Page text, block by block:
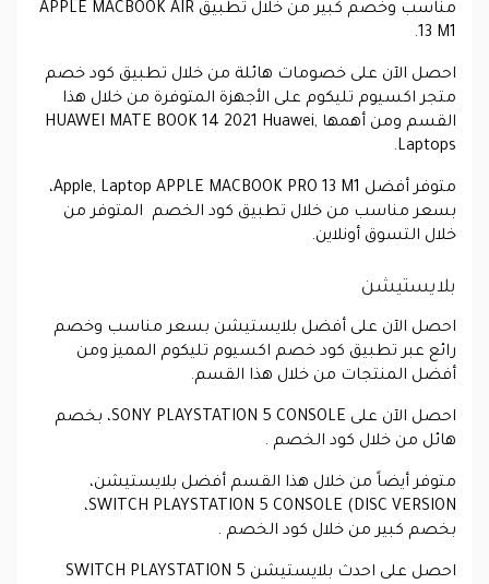
مناسب وخصم كبير من خلال تطبيق APPLE MACBOOK AIR
13 M1.
احصل الآن على خصومات هائلة من خلال تطبيق كود خصم
متجر اكسيوم تليكوم على الأجهزة المتوفرة من خلال هذا
القسم ومن أهمها HUAWEI MATE BOOK 14 2021 Huawei,
Laptops.
متوفر أفضل Apple, Laptop APPLE MACBOOK PRO 13 M1،
بسعر مناسب من خلال تطبيق كود الخصم المتوفر من
خلال التسوق أونلاين.
بلايستيشن
احصل الآن على أفضل بلايستيشن بسعر مناسب وخصم
رائع عبر تطبيق كود خصم اكسيوم تليكوم المميز ومن
أفضل المنتجات من خلال هذا القسم.
احصل الآن على SONY PLAYSTATION 5 CONSOLE، بخصم
هائل من خلال كود الخصم .
متوفر أيضاً من خلال هذا القسم أفضل بلايستيشن،
SWITCH PLAYSTATION 5 CONSOLE (DISC VERSION،
بخصم كبير من خلال كود الخصم .
احصل على احدث بلايستيشن SWITCH PLAYSTATION 5